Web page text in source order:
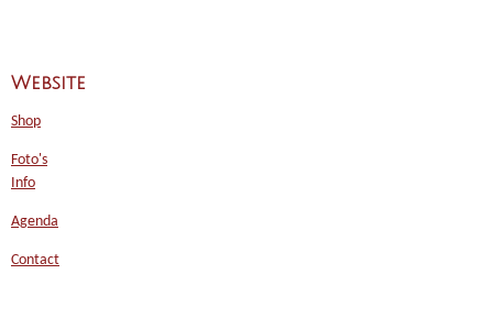
Website
Shop
Foto's
Info
Agenda
Contact